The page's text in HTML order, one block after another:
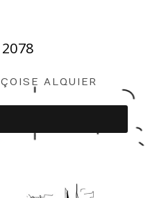
ALQUIER